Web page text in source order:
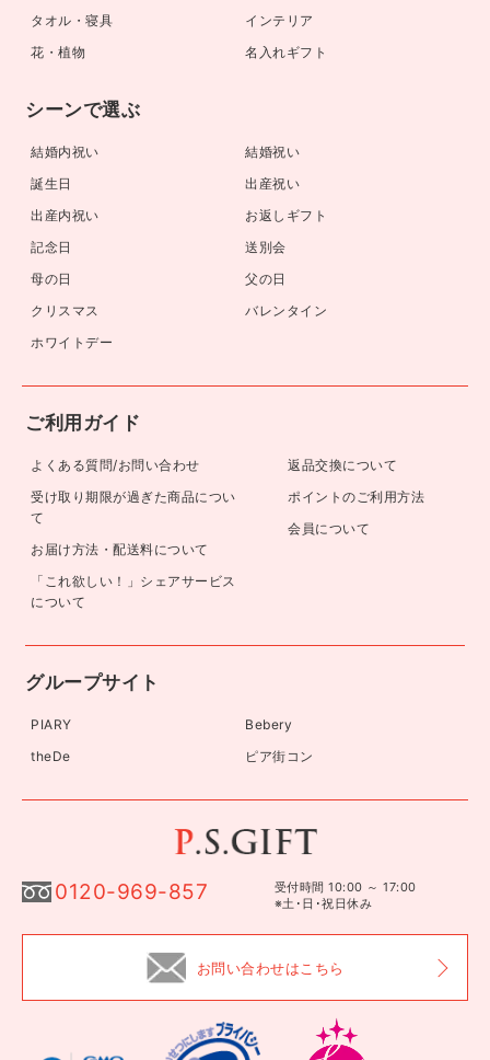
タオル・寝具
インテリア
花・植物
名入れギフト
シーンで選ぶ
結婚内祝い
結婚祝い
誕生日
出産祝い
出産内祝い
お返しギフト
記念日
送別会
母の日
父の日
クリスマス
バレンタイン
ホワイトデー
ご利用ガイド
よくある質問/お問い合わせ
受け取り期限が過ぎた商品につい
て
お届け方法・配送料について
「これ欲しい！」シェアサービス
について
返品交換について
ポイントのご利用方法
会員について
グループサイト
PIARY
Bebery
theDe
ピア街コン
0120-969-857
受付時間 10:00 ～ 17:00
※土･日･祝日休み
お問い合わせはこちら